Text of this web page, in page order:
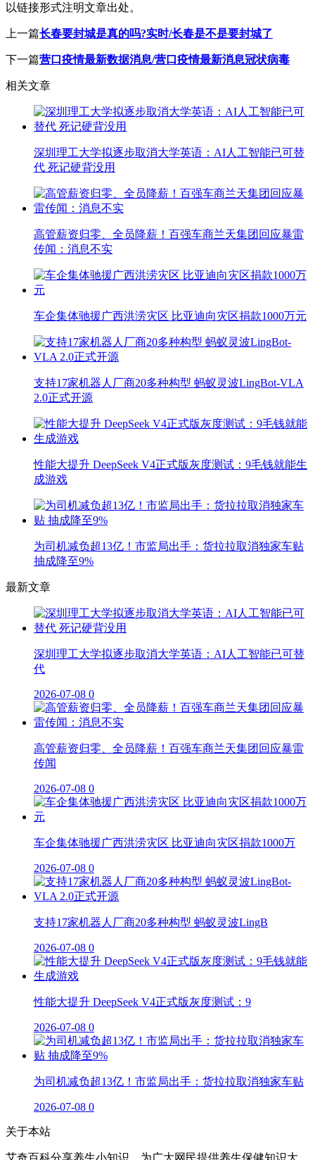
以链接形式注明文章出处。
上一篇长春要封城是真的吗?实时/长春是不是要封城了
下一篇营口疫情最新数据消息/营口疫情最新消息冠状病毒
相关文章
深圳理工大学拟逐步取消大学英语：AI人工智能已可替
代 死记硬背没用
高管薪资归零、全员降薪！百强车商兰天集团回应暴雷
传闻：消息不实
车企集体驰援广西洪涝灾区 比亚迪向灾区捐款1000万元
支持17家机器人厂商20多种构型 蚂蚁灵波LingBot-VLA
2.0正式开源
性能大提升 DeepSeek V4正式版灰度测试：9毛钱就能生
成游戏
为司机减负超13亿！市监局出手：货拉拉取消独家车贴
抽成降至9%
最新文章
深圳理工大学拟逐步取消大学英语：AI人工智能已可替
代
2026-07-08 0
高管薪资归零、全员降薪！百强车商兰天集团回应暴雷
传闻
2026-07-08 0
车企集体驰援广西洪涝灾区 比亚迪向灾区捐款1000万
2026-07-08 0
支持17家机器人厂商20多种构型 蚂蚁灵波LingB
2026-07-08 0
性能大提升 DeepSeek V4正式版灰度测试：9
2026-07-08 0
为司机减负超13亿！市监局出手：货拉拉取消独家车贴
2026-07-08 0
关于本站
艾奇百科分享养生小知识，为广大网民提供养生保健知识大